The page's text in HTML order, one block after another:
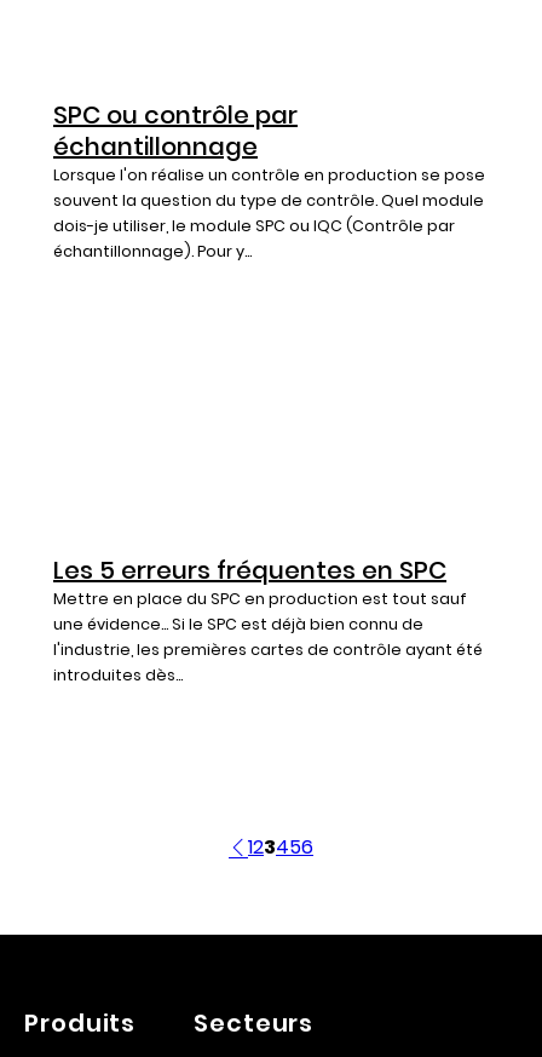
SPC ou contrôle par
échantillonnage
Lorsque l'on réalise un contrôle en production se pose
souvent la question du type de contrôle. Quel module
dois-je utiliser, le module SPC ou IQC (Contrôle par
échantillonnage). Pour y...
Les 5 erreurs fréquentes en SPC
Mettre en place du SPC en production est tout sauf
une évidence... Si le SPC est déjà bien connu de
l'industrie, les premières cartes de contrôle ayant été
introduites dès...
123456
Produits Secteurs